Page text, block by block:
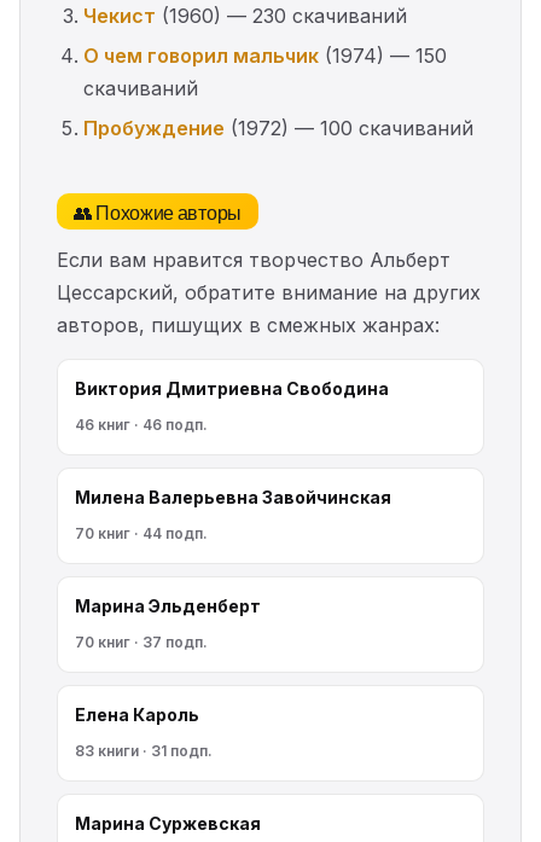
Чекист (1960) — 230 скачиваний
О чем говорил мальчик (1974) — 150
скачиваний
Пробуждение (1972) — 100 скачиваний
👥 Похожие авторы
Если вам нравится творчество Альберт
Цессарский, обратите внимание на других
авторов, пишущих в смежных жанрах:
Виктория Дмитриевна Свободина
46 книг · 46 подп.
Милена Валерьевна Завойчинская
70 книг · 44 подп.
Марина Эльденберт
70 книг · 37 подп.
Елена Кароль
83 книги · 31 подп.
Марина Cyржевcкая